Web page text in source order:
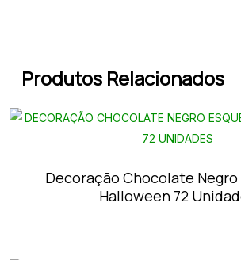
Produtos Relacionados
Decoração Chocolate
Halloween 72